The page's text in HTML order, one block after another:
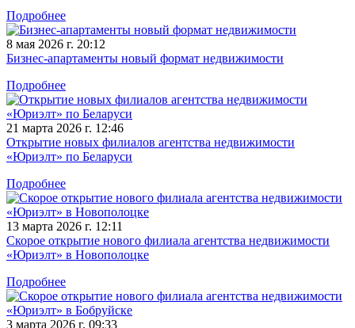
Подробнее
8 мая 2026 г. 20:12
Бизнес-апартаменты новый формат недвижимости
Подробнее
21 марта 2026 г. 12:46
Открытие новых филиалов агентства недвижимости
«Юриэлт» по Беларуси
Подробнее
13 марта 2026 г. 12:11
Скорое открытие нового филиала агентства недвижимости
«Юриэлт» в Новополоцке
Подробнее
3 марта 2026 г. 09:33